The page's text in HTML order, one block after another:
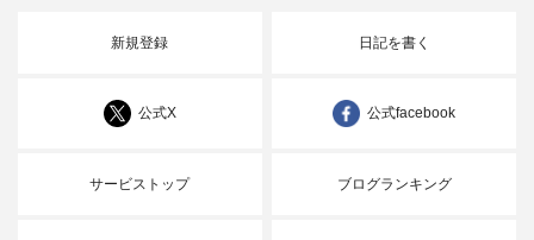
新規登録 日記を書く
公式X 公式facebook
サービストップ ブログランキング